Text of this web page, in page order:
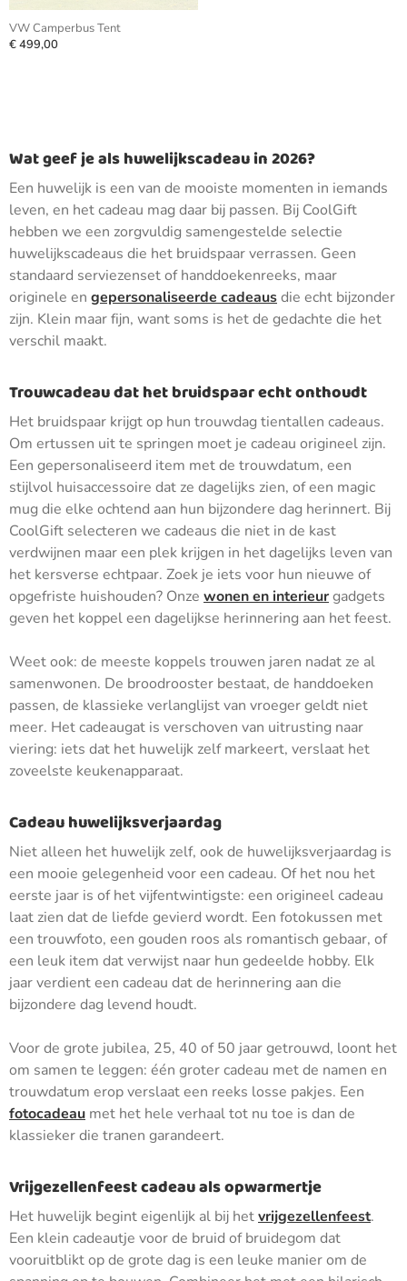
VW Camperbus Tent
€ 499,00
Wat geef je als huwelijkscadeau in 2026?
Een huwelijk is een van de mooiste momenten in iemands
leven, en het cadeau mag daar bij passen. Bij CoolGift
hebben we een zorgvuldig samengestelde selectie
huwelijkscadeaus die het bruidspaar verrassen. Geen
standaard serviezenset of handdoekenreeks, maar
originele en gepersonaliseerde cadeausdie echt bijzonder
zijn. Klein maar fijn, want soms is het de gedachte die het
verschil maakt.
Trouwcadeau dat het bruidspaar echt onthoudt
Het bruidspaar krijgt op hun trouwdag tientallen cadeaus.
Om ertussen uit te springen moet je cadeau origineel zijn.
Een gepersonaliseerd item met de trouwdatum, een
stijlvol huisaccessoire dat ze dagelijks zien, of een magic
mug die elke ochtend aan hun bijzondere dag herinnert. Bij
CoolGift selecteren we cadeaus die niet in de kast
verdwijnen maar een plek krijgen in het dagelijks leven van
het kersverse echtpaar. Zoek je iets voor hun nieuwe of
opgefriste huishouden? Onze wonen en interieurgadgets
geven het koppel een dagelijkse herinnering aan het feest.
Weet ook: de meeste koppels trouwen jaren nadat ze al
samenwonen. De broodrooster bestaat, de handdoeken
passen, de klassieke verlanglijst van vroeger geldt niet
meer. Het cadeaugat is verschoven van uitrusting naar
viering: iets dat het huwelijk zelf markeert, verslaat het
zoveelste keukenapparaat.
Cadeau huwelijksverjaardag
Niet alleen het huwelijk zelf, ook de huwelijksverjaardag is
een mooie gelegenheid voor een cadeau. Of het nou het
eerste jaar is of het vijfentwintigste: een origineel cadeau
laat zien dat de liefde gevierd wordt. Een fotokussen met
een trouwfoto, een gouden roos als romantisch gebaar, of
een leuk item dat verwijst naar hun gedeelde hobby. Elk
jaar verdient een cadeau dat de herinnering aan die
bijzondere dag levend houdt.
Voor de grote jubilea, 25, 40 of 50 jaar getrouwd, loont het
om samen te leggen: één groter cadeau met de namen en
trouwdatum erop verslaat een reeks losse pakjes. Een
fotocadeau met het hele verhaal tot nu toe is dan de
klassieker die tranen garandeert.
Vrijgezellenfeest cadeau als opwarmertje
Het huwelijk begint eigenlijk al bij hetvrijgezellenfeest.
Een klein cadeautje voor de bruid of bruidegom dat
vooruitblikt op de grote dag is een leuke manier om de